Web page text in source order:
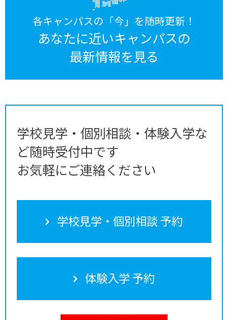
各キャンパスの「今」を随時更新！
あなたに近いキャンパスの
最新情報を見る
学校見学・個別相談・体験入学な
ど随時受付中です
お気軽にご連絡ください
学校見学・個別相談 予約
体験入学 予約